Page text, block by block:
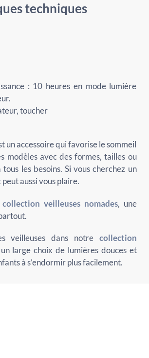
techniques
: 10 heures en mode lumière
toucher
un accessoire qui favorise le sommeil
modèles avec des formes, tailles ou
les besoins. Si vous cherchez un
peut aussi vous plaire.
collection veilleuses nomades, une
veilleuses dans notre collection
large choix de lumières douces et
à s’endormir plus facilement.